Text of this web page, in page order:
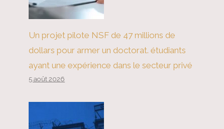
Un projet pilote NSF de 47 millions de
dollars pour armer un doctorat. étudiants
ayant une expérience dans le secteur privé
5 août 2026